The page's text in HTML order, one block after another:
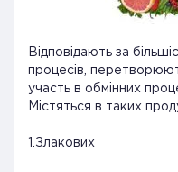
Відповідають за
процесів,
участь в обмінних
Містяться в таких
1.Злакових